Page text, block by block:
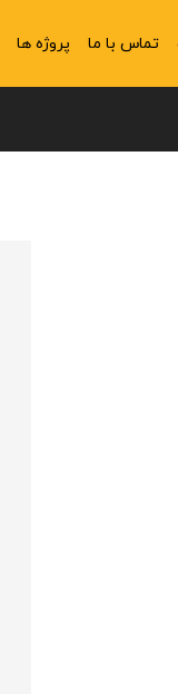
تماس با ما پروژه ها